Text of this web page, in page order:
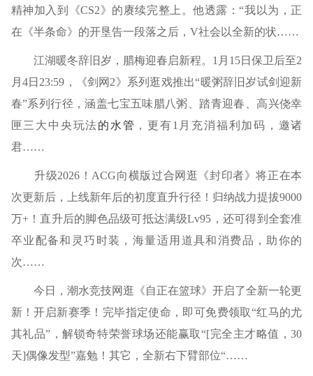
精神加入到《CS2》的赓续完整上。他透露：“我以为，正
在《半条命》的开垦告一段落之后，V社会以全新的状……
江湖暖冬辞旧岁，腊梅迎春启新程。1月15日保卫后至2
月4日23:59，《剑网2》系列逛戏推出“暖粥辞旧岁试剑迎新
春”系列行径，涵盖七宝五味腊八粥、踏青迎春、高兴侥幸
匣三大中央玩法的水管 ，更有1月充消福利加码，邀诸
君……
升级2026！ACG向横版过合网逛《封印者》将正在本
次更新后，上线新年后的初度直升行径！归纳战力提拔9000
万+！直升后的脚色品级可抵达满级Lv95，还可得到全套准
卒业配备和灵巧时装，海量适用道具和消费品，助你的
次……
今日，潮水竞技网逛《自正在篮球》开启了全新一轮更
新！开启新赛季！完毕指定使命，即可免费领取“红马的尤
其礼品”，解锁奇特荣誉球场还能赢取“[完全主才略值，30
天]偶像发型”嘉勉！其它，全新右下臂部位“……